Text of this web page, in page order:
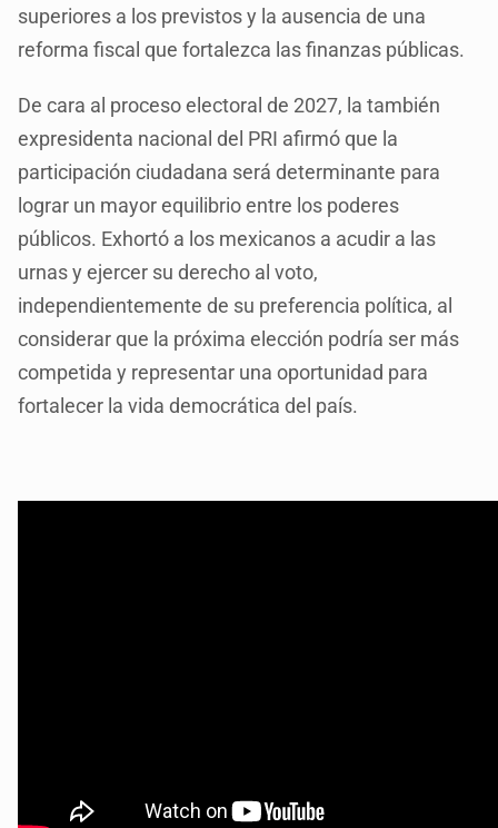
superiores a los previstos y la ausencia de una
reforma fiscal que fortalezca las finanzas públicas.
De cara al proceso electoral de 2027, la también
expresidenta nacional del PRI afirmó que la
participación ciudadana será determinante para
lograr un mayor equilibrio entre los poderes
públicos. Exhortó a los mexicanos a acudir a las
urnas y ejercer su derecho al voto,
independientemente de su preferencia política, al
considerar que la próxima elección podría ser más
competida y representar una oportunidad para
fortalecer la vida democrática del país.